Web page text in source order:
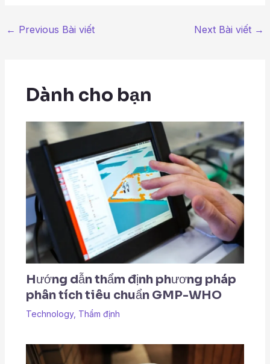
← Previous Bài viết Next Bài viết →
Dành cho bạn
Hướng dẫn thẩm định phương pháp
phân tích tiêu chuẩn GMP-WHO
Technology, Thẩm định